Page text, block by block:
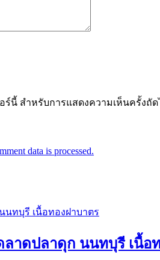
ร์นี้ สำหรับการแสดงความเห็นครั้งถัด
data is processed.
าดปลาดุก นนทบุรี เนื้อ